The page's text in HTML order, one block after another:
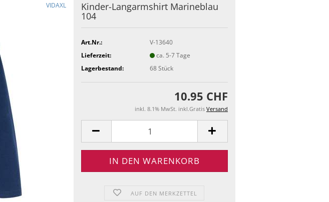
VIDAXL
Kinder-Langarmshirt Marineblau
104
Art.Nr.:
V-13640
Lieferzeit:
ca. 5-7 Tage
Lagerbestand:
68Stück
10.95 CHF
inkl. 8.1% MwSt. inkl.Gratis Versand
AUF DEN MERKZETTEL